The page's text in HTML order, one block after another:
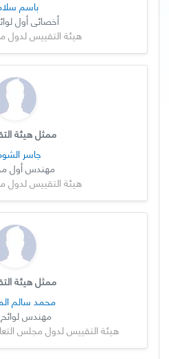
باسم
أخصائي أول
هيئة التقييس لدول
ممثل هيئة
جاسر
مهندس أول
هيئة التقييس لدول
ممثل هيئة
محمد سالم
مهندس
هيئة التقييس لدول مجلس